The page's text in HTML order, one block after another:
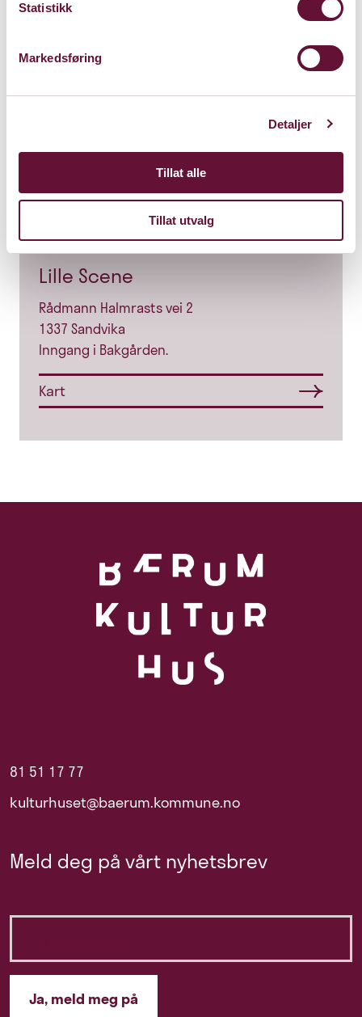
Statistikk
Markedsføring
Detaljer
Tillat alle
Tillat utvalg
Lille Scene
Rådmann Halmrasts vei 2
1337 Sandvika
Inngang i Bakgården.
Kart
81 51 17 77
kulturhuset@baerum.kommune.no
Meld deg på vårt nyhetsbrev